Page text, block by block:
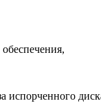
испорченного